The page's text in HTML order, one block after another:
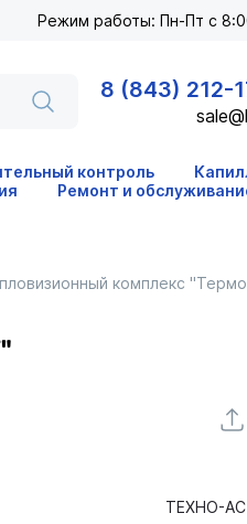
Режим работы: Пн-Пт с
8 (843) 212-
контроль
Ремонт и
комплекс
ТЕХНО-АС